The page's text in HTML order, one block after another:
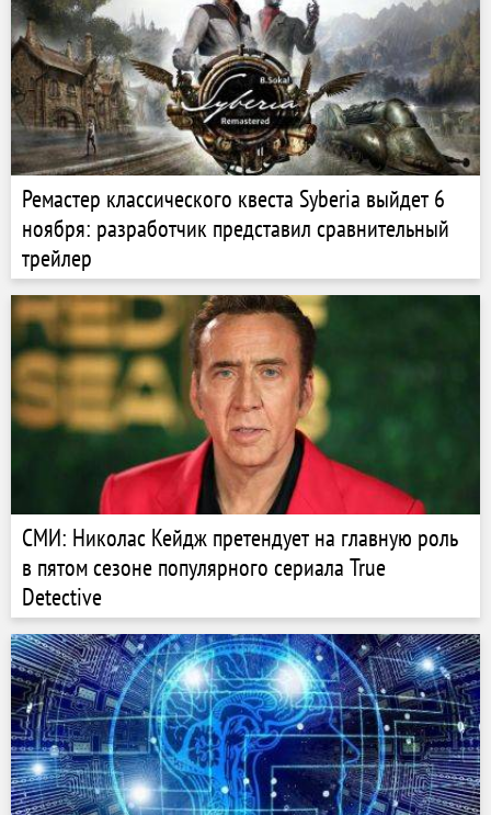
Ремастер классического квеста Syberia выйдет 6
ноября: разработчик представил сравнительный
трейлер
СМИ: Николас Кейдж претендует на главную роль
в пятом сезоне популярного сериала True
Detective